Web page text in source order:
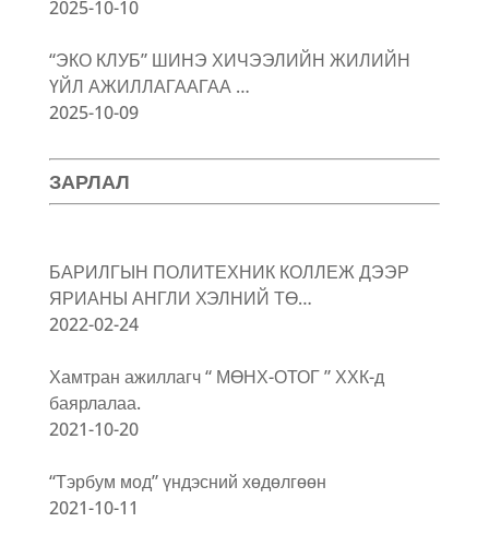
2025-10-10
“ЭКО КЛУБ” ШИНЭ ХИЧЭЭЛИЙН ЖИЛИЙН
ҮЙЛ АЖИЛЛАГААГАА …
2025-10-09
ЗАРЛАЛ
БАРИЛГЫН ПОЛИТЕХНИК КОЛЛЕЖ ДЭЭР
ЯРИАНЫ АНГЛИ ХЭЛНИЙ ТӨ…
2022-02-24
Хамтран ажиллагч “ МӨНХ-ОТОГ ” ХХК-д
баярлалаа.
2021-10-20
“Тэрбум мод” үндэсний хөдөлгөөн
2021-10-11